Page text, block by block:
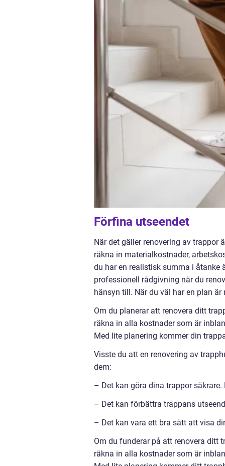
Förfina utseendet
När det gäller renovering av trappor
räkna in materialkostnader,
du har en realistisk summa i åtanke
professionell rådgivning när du
hänsyn till. När du väl har en plan
Om du planerar att renovera ditt
räkna in alla kostnader som är
Med lite planering kommer din
Visste du att en renovering av
dem:
– Det kan göra dina trappor
– Det kan förbättra trappans
– Det kan vara ett bra sätt att visa
Om du funderar på att renovera ditt
räkna in alla kostnader som är